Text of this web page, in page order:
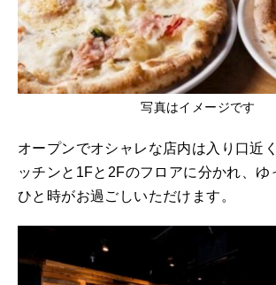
写真はイメージです
オープンでオシャレな店内は入り口近
ッチンと1Fと2Fのフロアに分かれ、ゆ
ひと時がお過ごしいただけます。